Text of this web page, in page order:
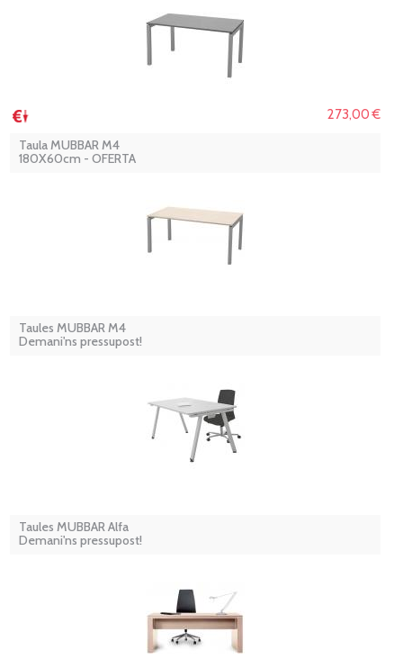
273,00 €
Taula MUBBAR M4
180X60cm - OFERTA
Taules MUBBAR M4
Demani'ns pressupost!
Taules MUBBAR Alfa
Demani'ns pressupost!